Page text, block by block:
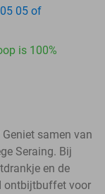
05 of
is 100%
samen van
Seraing. Bij
en de
ontbijtbuffet voor